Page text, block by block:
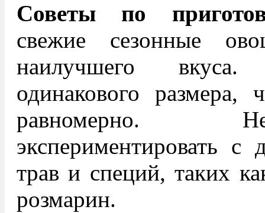
Советы по
свежие сезонные
наилучшего
одинакового размера,
равномерно.
экспериментировать
трав и специй, таких
розмарин.